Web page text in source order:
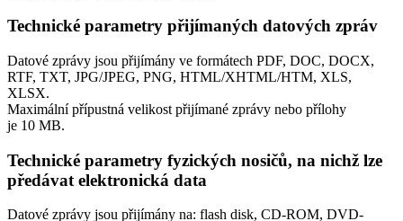
Technické parametry přijímaných datových zpráv
Datové zprávy jsou přijímány ve formátech PDF, DOC, DOCX,
RTF, TXT, JPG/JPEG, PNG, HTML/XHTML/HTM, XLS,
XLSX.
Maximální přípustná velikost přijímané zprávy nebo přílohy
je 10 MB.
Technické parametry fyzických nosičů, na nichž lze
předávat elektronická data
Datové zprávy jsou přijímány na: flash disk, CD-ROM, DVD-